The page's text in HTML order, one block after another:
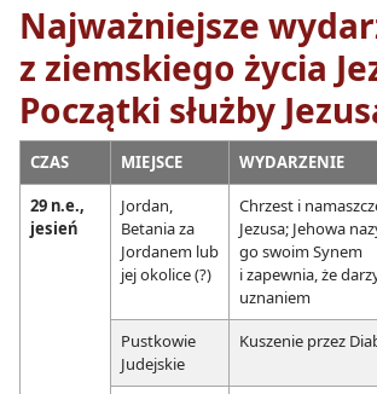
Najważniejsze
z ziemskiego życia
Początki służby
CZAS MIEJSCE WYDARZENIE
29 n.e.,
jesień
Jordan,
Betania za
Jordanem lub
jej okolice (?)
Chrzest i
Jezusa; Jehowa
go swoim Synem
i zapewnia, że
uznaniem
Pustkowie
Judejskie
Kuszenie przez